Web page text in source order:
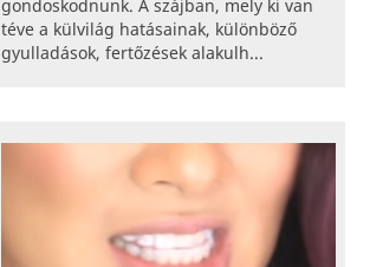
gondoskodnunk. A szájban, mely ki van
téve a külvilág hatásainak, különböző
gyulladások, fertőzések alakulh...